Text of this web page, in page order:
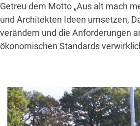
Getreu dem Motto „Aus alt mach
und Architekten Ideen umsetzen,
verändern und die Anforderungen
ökonomischen Standards